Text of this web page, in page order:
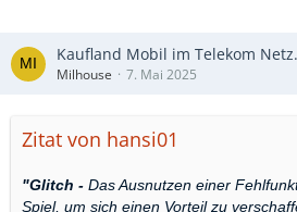
Kaufland Mobil im Telekom Netz.
Milhouse 7. Mai 2025
Zitat von hansi01
"Glitch - Das Ausnutzen einer
Spiel, um sich einen Vorteil zu